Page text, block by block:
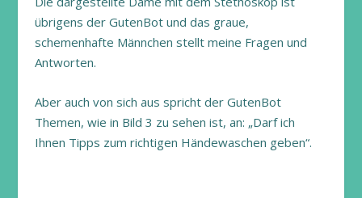
übrigens der GutenBot und das graue,
schemenhafte Männchen stellt meine Fragen und
Antworten.
Aber auch von sich aus spricht der GutenBot
Themen, wie in Bild 3 zu sehen ist, an: „Darf ich
Ihnen Tipps zum richtigen Händewaschen geben“.